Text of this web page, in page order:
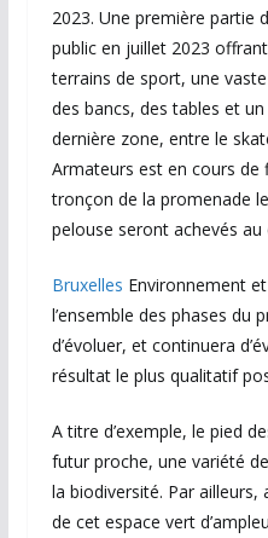
2023. Une première partie
public en juillet 2023
terrains de sport, une
des bancs, des tables et
dernière zone, entre le
Armateurs est en cours de
tronçon de la promenade
pelouse seront achevés au
Bruxelles Environnement
l’ensemble des phases du
d’évoluer, et continuera
résultat le plus qualitatif
A titre d’exemple, le pied
futur proche, une variété
la biodiversité. Par ailleurs,
de cet espace vert